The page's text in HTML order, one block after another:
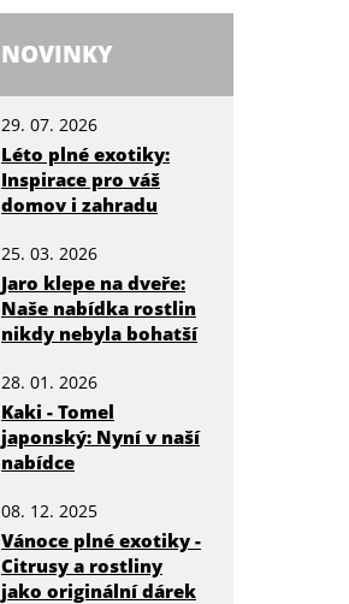
NOVINKY
29. 07. 2026
Léto plné exotiky:
Inspirace pro váš
domov i zahradu
25. 03. 2026
Jaro klepe na dveře:
Naše nabídka rostlin
nikdy nebyla bohatší
28. 01. 2026
Kaki - Tomel
japonský: Nyní v naší
nabídce
08. 12. 2025
Vánoce plné exotiky -
Citrusy a rostliny
jako originální dárek